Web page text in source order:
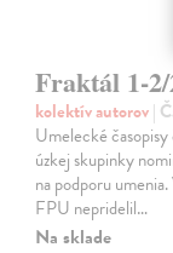
Fraktál 1-
kolektív autorov|
Umelecké
úzkej skupinky
na podporu
FPU nepridelil…
Na sklade